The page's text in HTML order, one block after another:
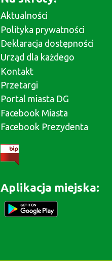
Aktualności
Polityka prywatności
Deklaracja dostępności
Urząd dla każdego
Kontakt
Przetargi
Portal miasta DG
Facebook Miasta
Facebook Prezydenta
Aplikacja miejska: